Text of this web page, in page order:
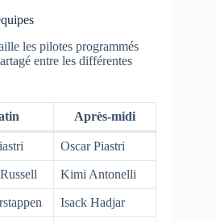
les pilotes programmés
entre les différentes
Après-midi
Oscar Piastri
Kimi Antonelli
Isack Hadjar